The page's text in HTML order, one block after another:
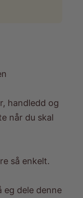
handledd og
når du skal
så enkelt.
eg dele denne